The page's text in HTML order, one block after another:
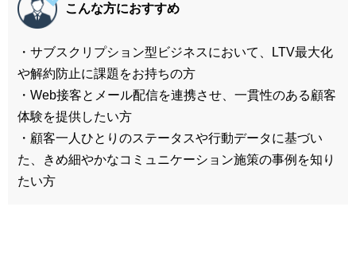
こんな方におすすめ
・サブスクリプション型ビジネスにおいて、LTV最大化
や解約防止に課題をお持ちの方
・Web接客とメール配信を連携させ、一貫性のある顧客
体験を提供したい方
・顧客一人ひとりのステータスや行動データに基づい
た、きめ細やかなコミュニケーション施策の事例を知り
たい方